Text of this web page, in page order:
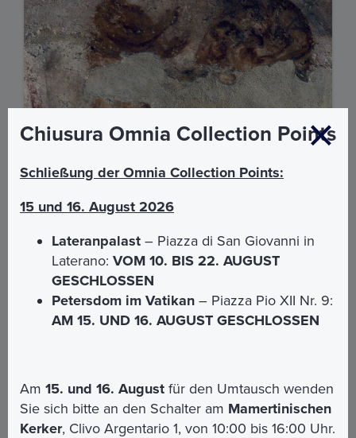
Katakomben.
€ 12,00
MEHR ERFAHREN
Chiusura Omnia Collection Points
Schließung der Omnia Collection Points:
15 und 16. August 2026
Lateranpalast – Piazza di San Giovanni in
Laterano:VOM 10. BIS 22. AUGUST
GESCHLOSSEN
Petersdom im Vatikan – Piazza Pio XII Nr. 9:
AM 15. UND 16. AUGUST GESCHLOSSEN
Am15. und 16. Augustfür den Umtausch wenden
Sie sich bitte an den Schalter am Mamertinischen
Kerker, Clivo Argentario 1, von 10:00 bis 16:00 Uhr.